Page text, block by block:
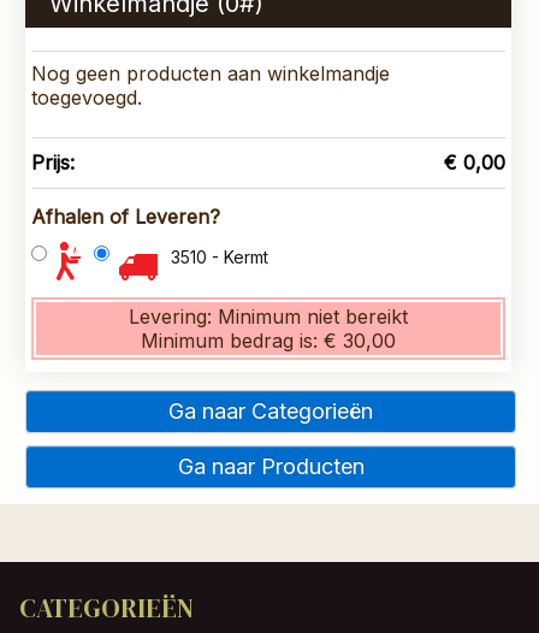
Nog geen producten aan winkelmandje
toegevoegd.
Prijs: € 0,00
Afhalen of Leveren?
3510 - Kermt
Levering: Minimum niet bereikt
Minimum bedrag is: € 30,00
Ga naar Categorieën
Ga naar Producten
CATEGORIEËN